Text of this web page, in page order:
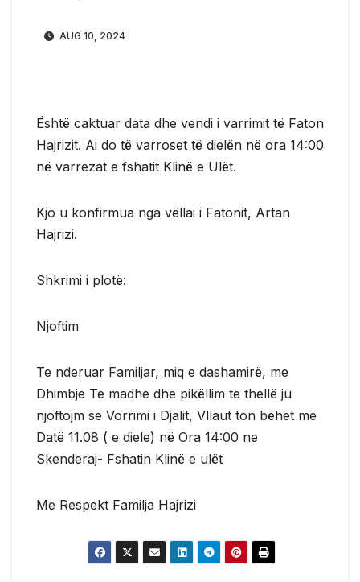
AUG 10, 2024
Është caktuar data dhe vendi i varrimit të Faton
Hajrizit. Ai do të varroset të dielën në ora 14:00
në varrezat e fshatit Klinë e Ulët.
Kjo u konfirmua nga vëllai i Fatonit, Artan
Hajrizi.
Shkrimi i plotë:
Njoftim
Te nderuar Familjar, miq e dashamirë, me
Dhimbje Te madhe dhe pikëllim te thellë ju
njoftojm se Vorrimi i Djalit, Vllaut ton bëhet me
Datë 11.08 ( e diele) në Ora 14:00 ne
Skenderaj- Fshatin Klinë e ulët
Me Respekt Familja Hajrizi